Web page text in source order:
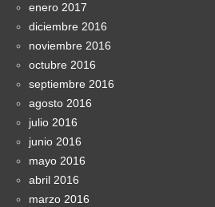
enero 2017
diciembre 2016
noviembre 2016
octubre 2016
septiembre 2016
agosto 2016
julio 2016
junio 2016
mayo 2016
abril 2016
marzo 2016